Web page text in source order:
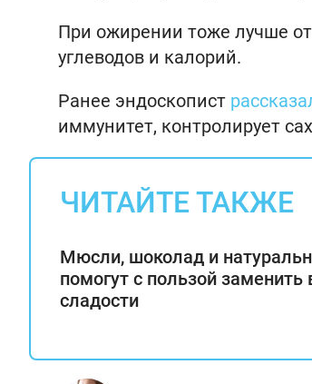
При ожирении тоже лучше
углеводов и калорий.
Ранее эндоскопист
иммунитет, контролирует
ЧИТАЙТЕ ТАКЖЕ
Мюсли, шоколад и
помогут с пользой заменить
сладости